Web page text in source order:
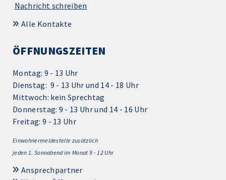
Nachricht schreiben
Alle Kontakte
ÖFFNUNGSZEITEN
Montag: 9 - 13 Uhr
Dienstag: 9 - 13 Uhr und 14 - 18 Uhr
Mittwoch: kein Sprechtag
Donnerstag: 9 - 13 Uhr und 14 - 16 Uhr
Freitag: 9 - 13 Uhr
Einwohnermeldestelle zusätzlich
jeden 1. Sonnabend im Monat 9 - 12 Uhr
Ansprechpartner